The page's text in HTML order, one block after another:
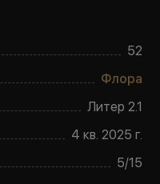
52
Флора
Литер 2.1
4 кв. 2025 г.
5/15